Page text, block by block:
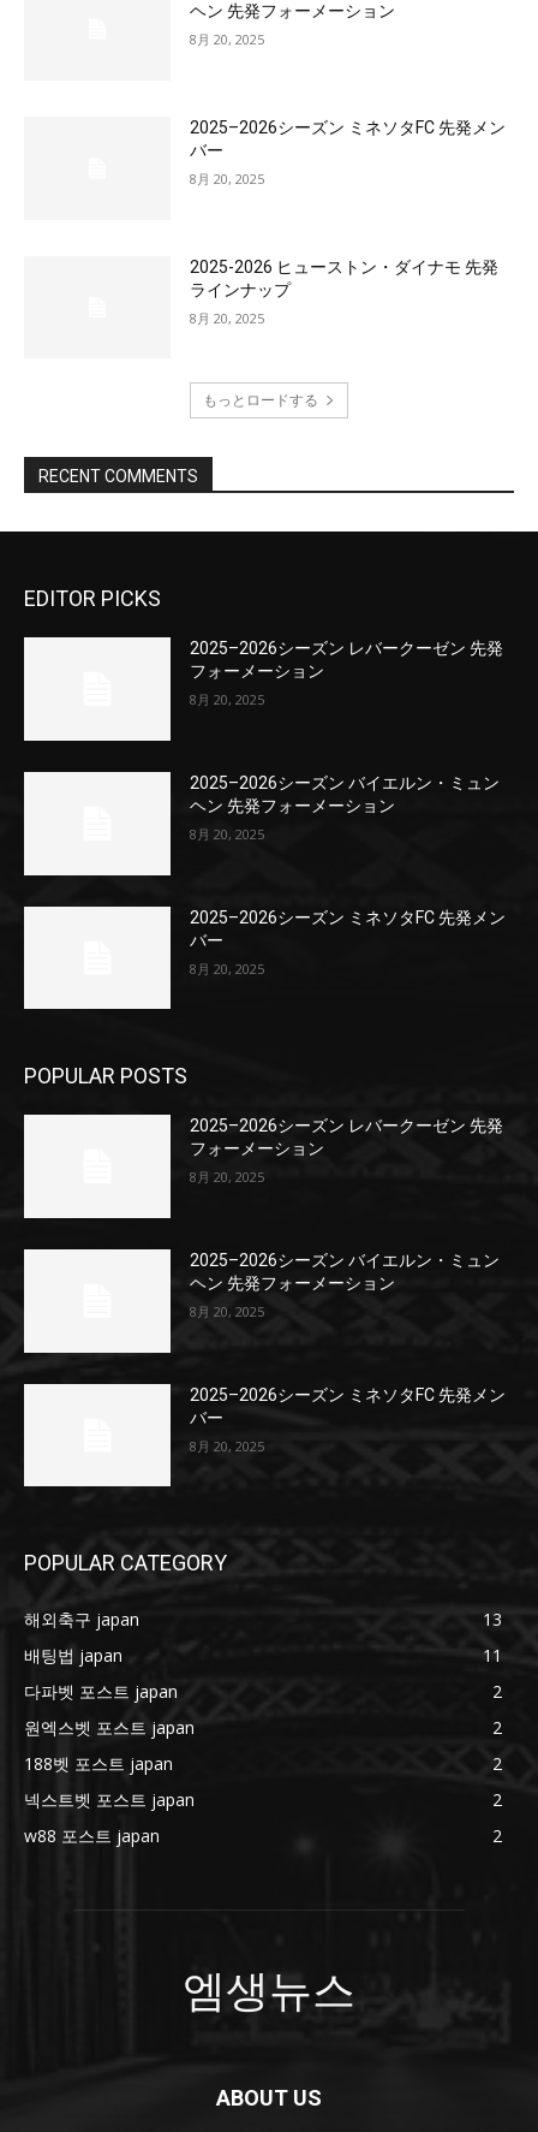
ヘン 先発フォーメーション
8月 20, 2025
2025–2026シーズン ミネソタFC 先発メン
バー
8月 20, 2025
2025-2026 ヒューストン・ダイナモ 先発
ラインナップ
8月 20, 2025
もっとロードする
RECENT COMMENTS
EDITOR PICKS
2025–2026シーズン レバークーゼン 先発
フォーメーション
8月 20, 2025
2025–2026シーズン バイエルン・ミュン
ヘン 先発フォーメーション
8月 20, 2025
2025–2026シーズン ミネソタFC 先発メン
バー
8月 20, 2025
POPULAR POSTS
2025–2026シーズン レバークーゼン 先発
フォーメーション
8月 20, 2025
2025–2026シーズン バイエルン・ミュン
ヘン 先発フォーメーション
8月 20, 2025
2025–2026シーズン ミネソタFC 先発メン
バー
8月 20, 2025
POPULAR CATEGORY
해외축구 japan
13
배팅법 japan
11
다파벳 포스트 japan
2
원엑스벳 포스트 japan
2
188벳 포스트 japan
2
넥스트벳 포스트 japan
2
w88 포스트 japan
2
엠생뉴스
ABOUT US